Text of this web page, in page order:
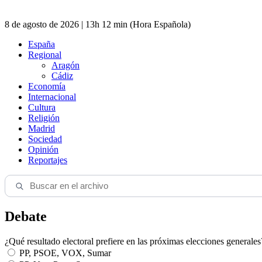
8 de agosto de 2026 | 13h 12 min (Hora Española)
España
Regional
Aragón
Cádiz
Economía
Internacional
Cultura
Religión
Madrid
Sociedad
Opinión
Reportajes
Debate
¿Qué resultado electoral prefiere en las próximas elecciones
PP, PSOE, VOX, Sumar